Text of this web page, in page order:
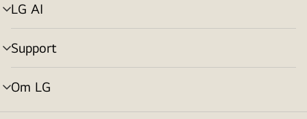
LG AI
menyväxling
Support
menyväxling
Om LG
menyväxling